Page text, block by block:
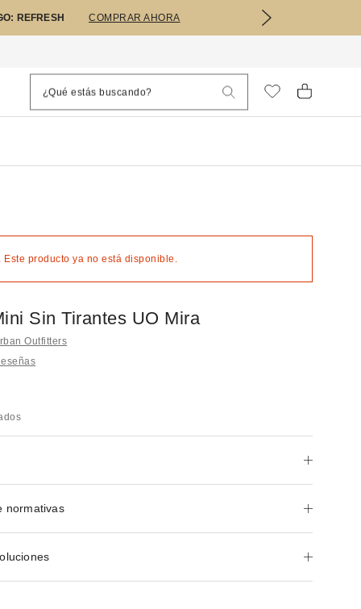
REFRESH COMPRAR AHORA
Este producto ya no está disponible.
Sin Tirantes UO Mira
Outfitters
normativas